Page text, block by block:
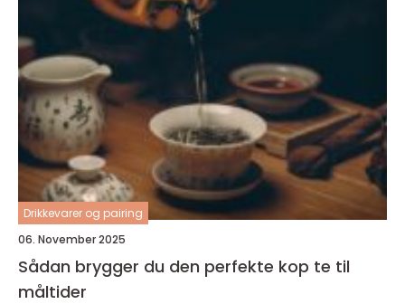
Drikkevarer og pairing
06. November 2025
Sådan brygger du den perfekte kop te til
måltider